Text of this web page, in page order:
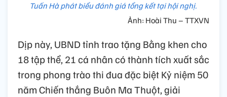
Tuấn Hà phát biểu đánh giá tổng kết tại hội nghị.
Ảnh: Hoài Thu – TTXVN
Dịp này, UBND tỉnh trao tặng Bằng khen cho
18 tập thể, 21 cá nhân có thành tích xuất sắc
trong phong trào thi đua đặc biệt Kỷ niệm 50
năm Chiến thắng Buôn Ma Thuột, giải